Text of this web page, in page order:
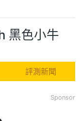
黑色小牛
評測新聞
Sponsor